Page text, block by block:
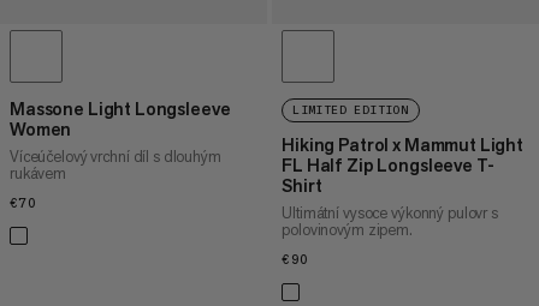
Massone Light Longsleeve
Women
Víceúčelový vrchní díl s dlouhým
rukávem
€70
LIMITED EDITION
Hiking Patrol x Mammut Light
FL Half Zip Longsleeve T-
Shirt
Ultimátní vysoce výkonný pulovr s
polovinovým zipem.
€90